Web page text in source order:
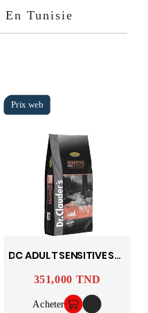
En Tunisie
DC ADULT SENSITIVE SAUMON RIZ 20 Kg
Prix
351,000 TND
Acheter